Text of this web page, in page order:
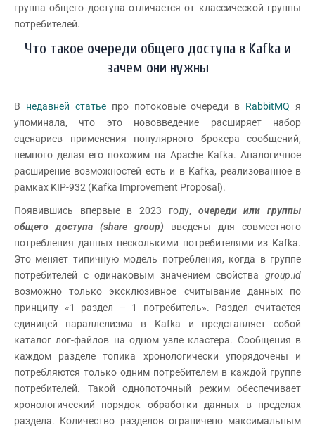
группа общего доступа отличается от классической группы
потребителей.
Что такое очереди общего доступа в Kafka и
зачем они нужны
В недавней статьепро потоковые очереди в RabbitMQ я
упоминала, что это нововведение расширяет набор
сценариев применения популярного брокера сообщений,
немного делая его похожим на Apache Kafka. Аналогичное
расширение возможностей есть и в Kafka, реализованное в
рамках KIP-932 (Kafka Improvement Proposal).
Появившись впервые в 2023 году, очереди или группы
общего доступа (share group) введены для совместного
потребления данных несколькими потребителями из Kafka.
Это меняет типичную модель потребления, когда в группе
потребителей с одинаковым значением свойства group.id
возможно только эксклюзивное считывание данных по
принципу «1 раздел – 1 потребитель». Раздел считается
единицей параллелизма в Kafka и представляет собой
каталог лог-файлов на одном узле кластера. Сообщения в
каждом разделе топика хронологически упорядочены и
потребляются только одним потребителем в каждой группе
потребителей. Такой однопоточный режим обеспечивает
хронологический порядок обработки данных в пределах
раздела. Количество разделов ограничено максимальным